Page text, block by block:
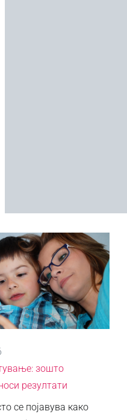
зошто
резултати
се појавува како